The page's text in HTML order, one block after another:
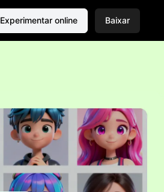
Experimentar online Baixar